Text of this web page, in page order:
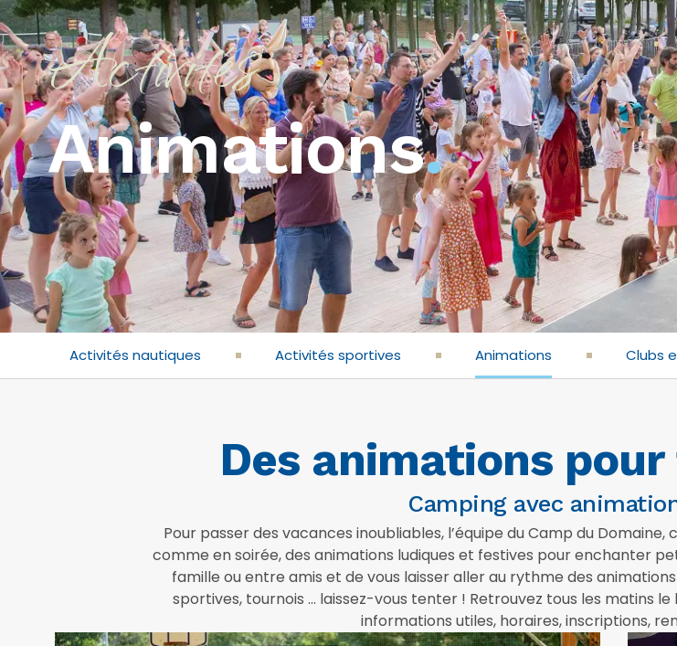
Activités
Animations.
Activités nautiques Activités sportives Animations Clubs
Des animations
Camping avec
Pour passer des vacances inoubliables, l’équipe du Camp du
comme en soirée, des animations ludiques et festives pour enchanter
famille ou entre amis et de vous laisser aller au rythme des
sportives, tournois … laissez-vous tenter ! Retrouvez tous les matins
informations utiles, horaires, inscriptions,